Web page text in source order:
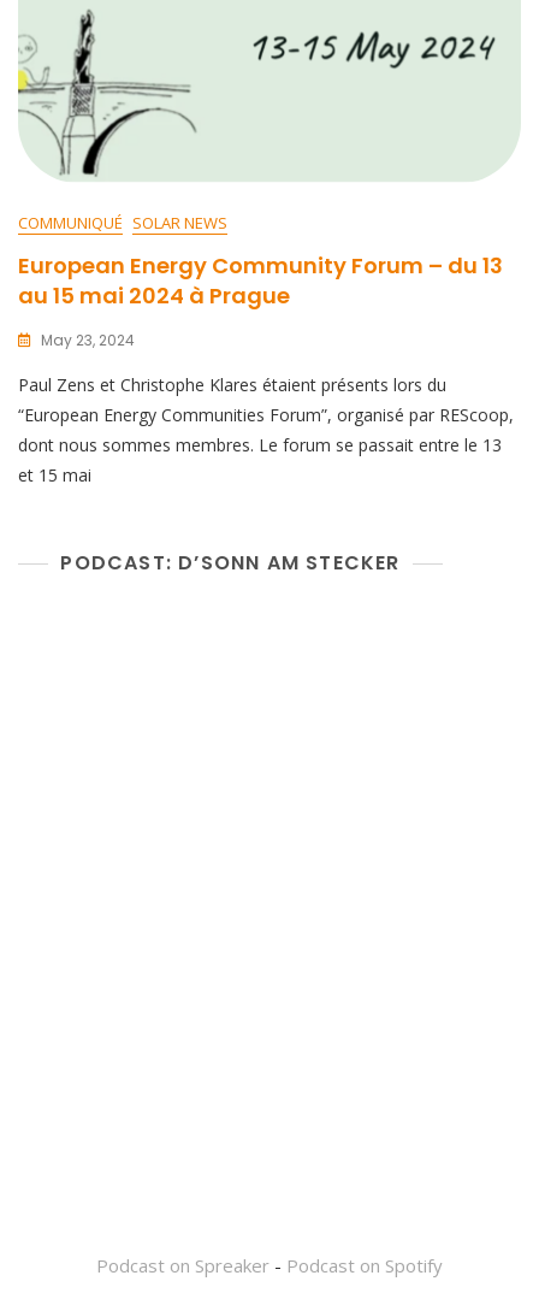
COMMUNIQUÉ SOLAR NEWS
European Energy Community Forum – du 13
au 15 mai 2024 à Prague
May 23, 2024
Paul Zens et Christophe Klares étaient présents lors du
“European Energy Communities Forum”, organisé par REScoop,
dont nous sommes membres. Le forum se passait entre le 13
et 15 mai
PODCAST: D’SONN AM STECKER
Podcast on Spreaker - Podcast on Spotify